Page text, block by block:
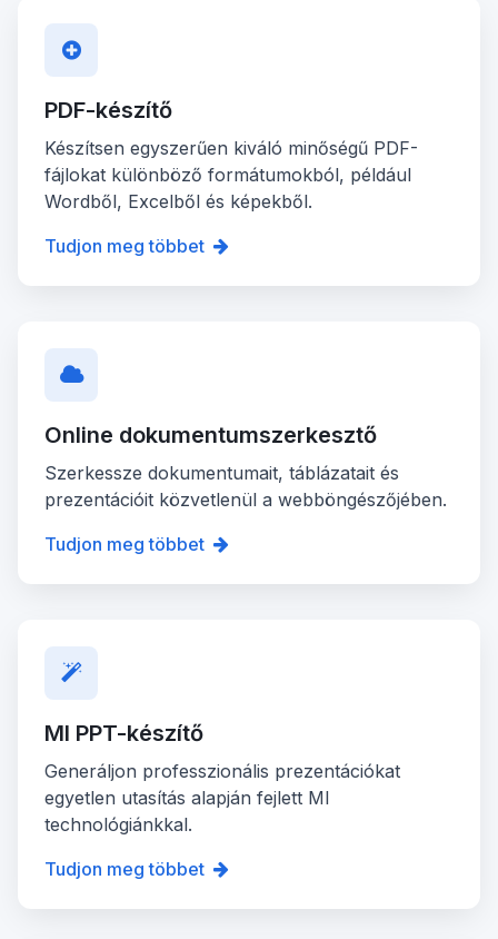
PDF-készítő
Készítsen egyszerűen kiváló minőségű PDF-
fájlokat különböző formátumokból, például
Wordből, Excelből és képekből.
Tudjon meg többet
Online dokumentumszerkesztő
Szerkessze dokumentumait, táblázatait és
prezentációit közvetlenül a webböngészőjében.
Tudjon meg többet
MI PPT-készítő
Generáljon professzionális prezentációkat
egyetlen utasítás alapján fejlett MI
technológiánkkal.
Tudjon meg többet